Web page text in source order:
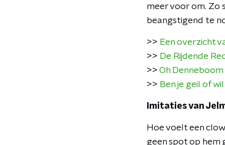
meer voor om. Zo
beangstigend te
>> Een overzicht
>> De Rijdende
>> Oh
>> Ben je geil of
Imitaties van
Hoe voelt een
geen spot op hem